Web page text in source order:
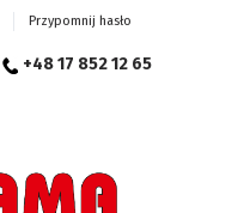
Przypomnij hasło
+48 17 852 12 65